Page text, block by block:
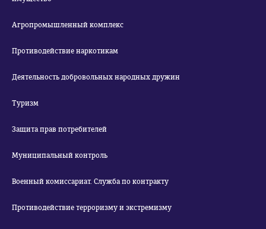
Агропромышленный комплекс
Противодействие наркотикам
Деятельность добровольных народных дружин
Туризм
Защита прав потребителей
Муниципальный контроль
Военный комиссариат. Служба по контракту
Противодействие терроризму и экстремизму